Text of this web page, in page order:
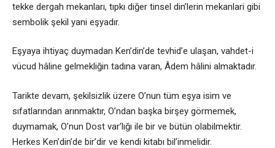
tekke dergah mekanları, tıpkı diğer tinsel din’lerin mekanlari gibi
sembolik şekil yani eşyadır.
Eşyaya ihtiyaç duymadan Ken’din’de tevhid’e ulaşan, vahdet-i
vücud hâline gelmekliğin tadına varan, Âdem hâlini almaktadır.
Tarikte devam, şekilsizlik üzere O’nun tüm eşya isim ve
sıfatlarından arınmaktır, O’ndan başka birşey görmemek,
duymamak, O’nun Dost var’lığı ile bir ve bütün olabilmektir.
Herkes Ken’din’de bir’dir ve kendi kitabı bil’inmelidir.